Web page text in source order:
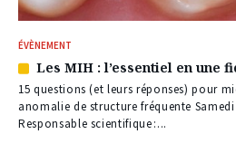
ÉVÈNEMENT
Article
réservé
à
nos
Les MIH : l’essentiel en une
15 questions (et leurs réponses) pour
anomalie de structure fréquente
Responsable scientifique :...